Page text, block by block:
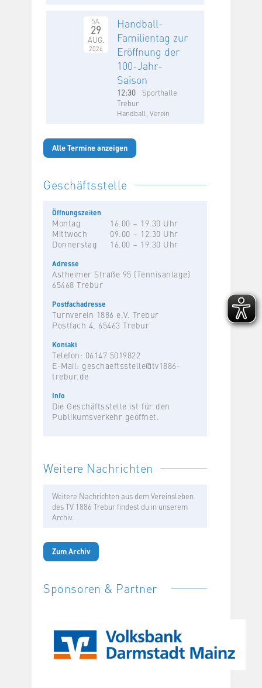
SA.
29
AUG.
2026
Handball-
Familientag zur
Eröffnung der
100-Jahr-
Saison
12:30
Sporthalle
Trebur
Handball, Verein
Alle Termine anzeigen
Geschäftsstelle
Öffnungszeiten
Montag
16.00 – 19.30 Uhr
Mittwoch
09.00 – 12.30 Uhr
Donnerstag
16.00 – 19.30 Uhr
Adresse
Astheimer Straße 95 (Tennisanlage)
65468 Trebur
Postfachadresse
Turnverein 1886 e.V. Trebur
Postfach 4, 65463 Trebur
Kontakt
Telefon: 06147 5019822
E-Mail: geschaeftsstelle@tv1886-
trebur.de
Info
Die Geschäftsstelle ist für den
Publikumsverkehr geöffnet.
Weitere Nachrichten
Weitere Nachrichten aus dem Vereinsleben
des TV 1886 Trebur findest du in unserem
Archiv.
Zum Archiv
Sponsoren & Partner